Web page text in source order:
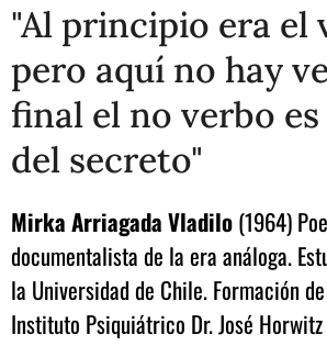
"Al principio era el
pero aquí no hay
final el no verbo
del secreto"
Mirka Arriagada Vladilo(1964)
documentalista de la era análoga.
la Universidad de Chile. Formación
Instituto Psiquiátrico Dr. José